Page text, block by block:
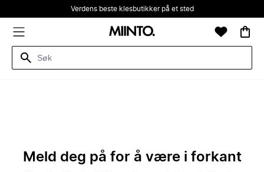
Verdens beste klesbutikker på et sted
Meld deg på for å være i forkant